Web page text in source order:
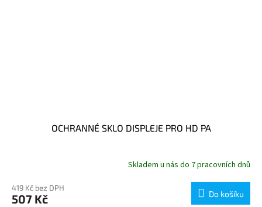
OCHRANNÉ SKLO DISPLEJE PRO HD PA
Skladem u nás do 7 pracovních dnů
419 Kč bez DPH
507 Kč Do košíku